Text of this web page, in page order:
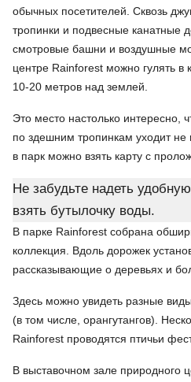
обычных посетителей. Сквозь
тропинки и подвесные канатные
смотровые башни и воздушные
центре Rainforest можно гулять в
10-20 метров над землей.
Это место настолько интересно,
по здешним тропинкам уходит
в парк можно взять карту с
Не забудьте надеть
взять бутылочку воды.
В парке Rainforest собрана
коллекция. Вдоль дорожек
рассказывающие о деревьях и
Здесь можно увидеть разные
(в том числе, орангутангов).
Rainforest проводятся птичьи
В выставочном зале природного